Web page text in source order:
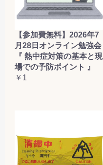
【参加費無料】2026年7
月28日オンライン勉強会
『 熱中症対策の基本と現
場での予防ポイント 』
￥1